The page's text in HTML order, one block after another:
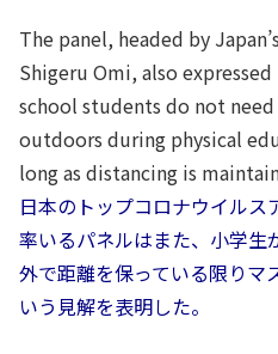
The panel, headed by
Shigeru Omi, also
school students do not
outdoors during physical
long as distancing is
日本のトップコロナウイルス
率いるパネルはまた、小学生
外で距離を保っている限りマ
いう見解を表明した。